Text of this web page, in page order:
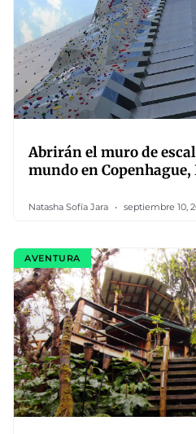
Abrirán el muro de
mundo en
Natasha Sofía Jara septiembre 10,
AVENTURA